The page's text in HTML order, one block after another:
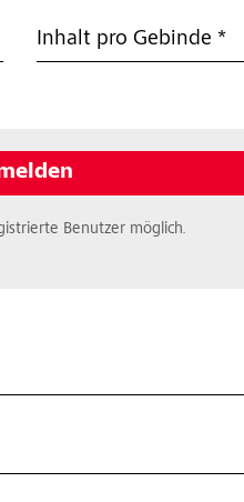
Inhalt pro Gebinde *
Benutzer möglich.